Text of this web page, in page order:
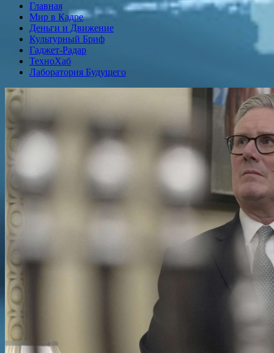
Главная
Мир в Кадре
Деньги и Движение
Культурный Бриф
Гаджет-Радар
ТехноХаб
Лаборатория Будущего